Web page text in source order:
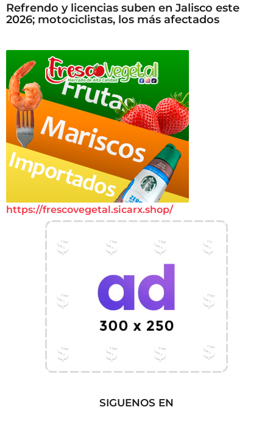
Refrendo y licencias suben en Jalisco este
2026; motociclistas, los más afectados
https://frescovegetal.sicarx.shop/
SIGUENOS EN